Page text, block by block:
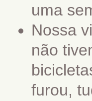
uma
Nossa
não
furou,